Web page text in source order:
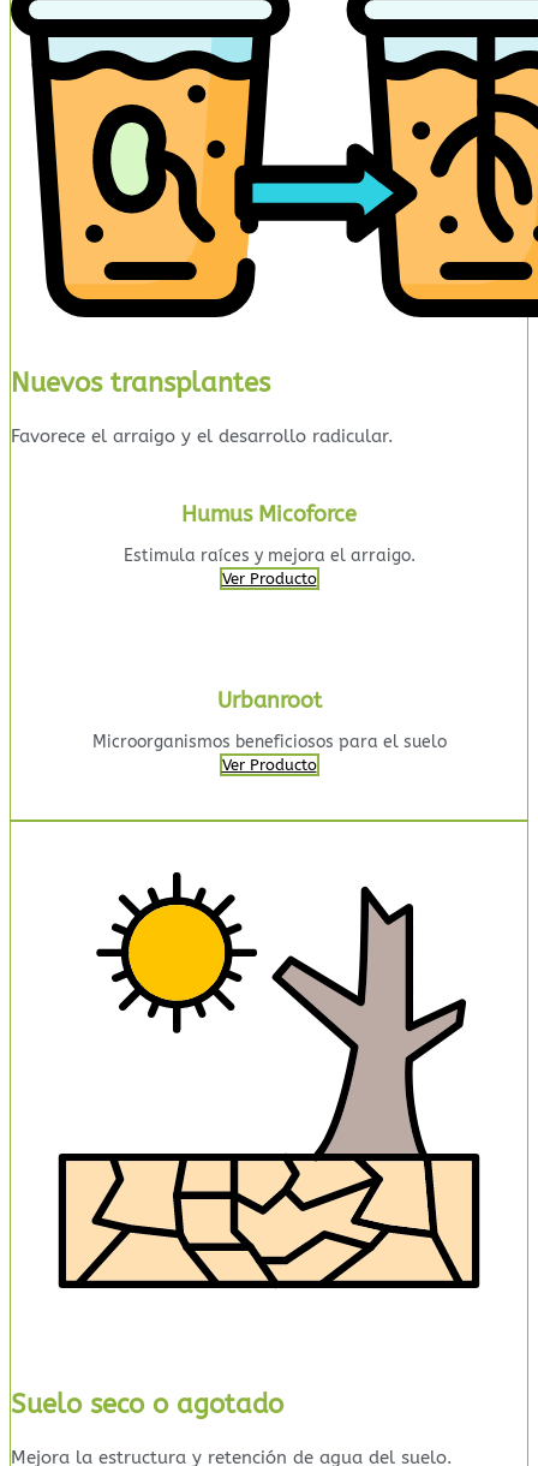
Nuevos transplantes
Favorece el arraigo y el desarrollo radicular.
Humus Micoforce
Estimula raíces y mejora el arraigo.
Ver Producto
Urbanroot
Microorganismos beneficiosos para el suelo
Ver Producto
Suelo seco o agotado
Mejora la estructura y retención de agua del suelo.